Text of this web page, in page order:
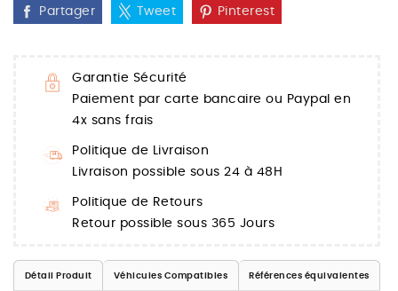
Partager Tweet Pinterest
Garantie Sécurité
Paiement par carte bancaire ou Paypal en
4x sans frais
Politique de Livraison
Livraison possible sous 24 à 48H
Politique de Retours
Retour possible sous 365 Jours
Détail Produit Véhicules Compatibles Références équivalentes